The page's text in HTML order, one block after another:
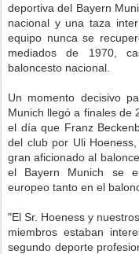
deportiva del Bayern
nacional y una taza
equipo nunca se
mediados de 1970,
baloncesto nacional.
Un momento decisivo
Munich llegó a finales de
el día que Franz
del club por Uli
gran aficionado al
el Bayern Munich se
europeo tanto en el
"El Sr. Hoeness y
miembros estaban
segundo deporte